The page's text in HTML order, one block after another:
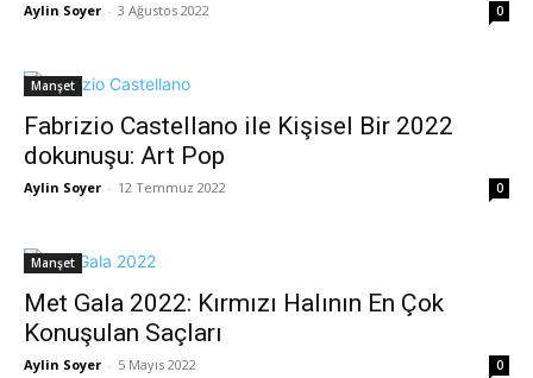
Aylin Soyer - 3 Ağustos 2022 0
Manşet
Fabrizio Castellano ile Kişisel Bir 2022
dokunuşu: Art Pop
Aylin Soyer - 12 Temmuz 2022 0
Manşet
Met Gala 2022: Kırmızı Halının En Çok
Konuşulan Saçları
Aylin Soyer - 5 Mayıs 2022 0